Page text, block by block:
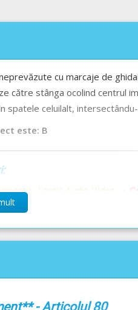
cu marcaje de
către stânga ocolind centrul
spatele celuilalt,
este: B
- Lecție Audio-Video -->
marcajelor rutiere - Lecție
de circulație - Lecție Audio-
- Articolul 80